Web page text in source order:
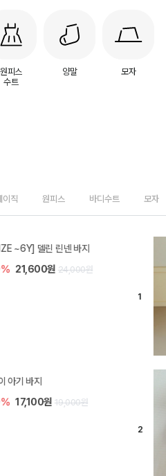
원피스
수트
양말 모자
이직 원피스 바디수트 모자
~6Y] 델린 린넨 바지
21,600원 24,000원
아기 바지
17,100원 19,000원